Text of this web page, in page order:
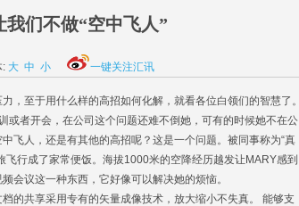
我们不做“空中飞人”
: 大 中 小 一键关注汇讯
至于用什么样的高招如何化解，就看各位白领们的智慧了。
者开会，在公司这个问题还难不倒她，可有的时候她不在公
飞人，还是有其他的高招呢？这是一个问题。被同事称为“真
行成了家常便饭。海拔1000米的空降经历越发让MARY感到
会议这一种东西，它好像可以解决她的烦恼。
的共享采用专有的矢量成像技术，放大缩小不失真。 能够支